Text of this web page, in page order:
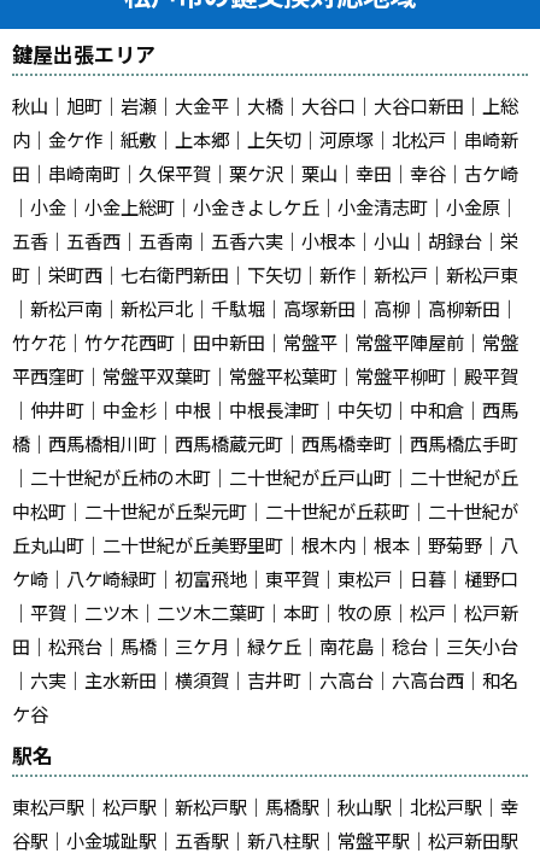
鍵屋出張エリア
秋山｜旭町｜岩瀬｜大金平｜大橋｜大谷口｜大谷口新田｜上総
内｜金ケ作｜紙敷｜上本郷｜上矢切｜河原塚｜北松戸｜串崎新
田｜串崎南町｜久保平賀｜栗ケ沢｜栗山｜幸田｜幸谷｜古ケ崎
｜小金｜小金上総町｜小金きよしケ丘｜小金清志町｜小金原｜
五香｜五香西｜五香南｜五香六実｜小根本｜小山｜胡録台｜栄
町｜栄町西｜七右衛門新田｜下矢切｜新作｜新松戸｜新松戸東
｜新松戸南｜新松戸北｜千駄堀｜高塚新田｜高柳｜高柳新田｜
竹ケ花｜竹ケ花西町｜田中新田｜常盤平｜常盤平陣屋前｜常盤
平西窪町｜常盤平双葉町｜常盤平松葉町｜常盤平柳町｜殿平賀
｜仲井町｜中金杉｜中根｜中根長津町｜中矢切｜中和倉｜西馬
橋｜西馬橋相川町｜西馬橋蔵元町｜西馬橋幸町｜西馬橋広手町
｜二十世紀が丘柿の木町｜二十世紀が丘戸山町｜二十世紀が丘
中松町｜二十世紀が丘梨元町｜二十世紀が丘萩町｜二十世紀が
丘丸山町｜二十世紀が丘美野里町｜根木内｜根本｜野菊野｜八
ケ崎｜八ケ崎緑町｜初富飛地｜東平賀｜東松戸｜日暮｜樋野口
｜平賀｜二ツ木｜二ツ木二葉町｜本町｜牧の原｜松戸｜松戸新
田｜松飛台｜馬橋｜三ケ月｜緑ケ丘｜南花島｜稔台｜三矢小台
｜六実｜主水新田｜横須賀｜吉井町｜六高台｜六高台西｜和名
ケ谷
駅名
東松戸駅｜松戸駅｜新松戸駅｜馬橋駅｜秋山駅｜北松戸駅｜幸
谷駅｜小金城趾駅｜五香駅｜新八柱駅｜常盤平駅｜松戸新田駅